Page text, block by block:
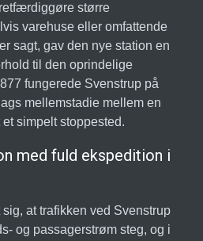
større
varehuse eller omfattende
sagt, gav den nye station en
til den oprindelige
fungerede Svenstrup på
mellemstadie mellem en
simpelt stoppested.
med fuld ekspedition i
at trafikken ved Svenstrup
og passagerstrøm steg, og i